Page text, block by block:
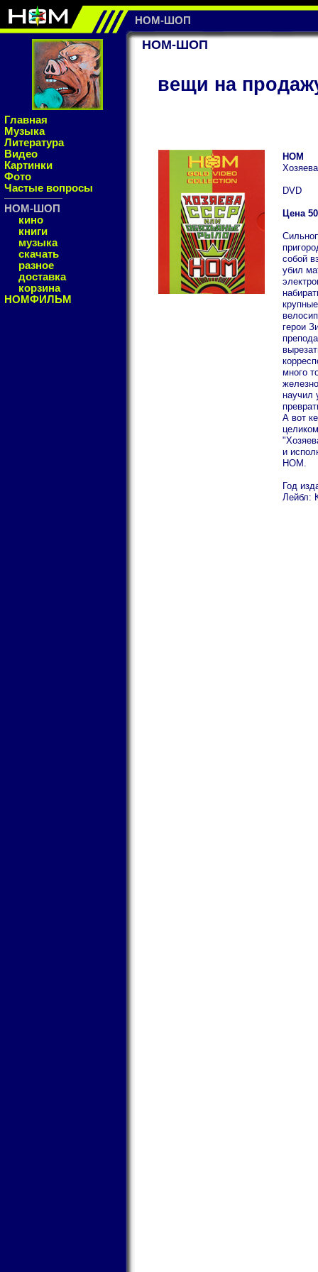
НОМ-ШОП
Главная
Музыка
Литература
Видео
Картинки
Фото
Частые вопросы
НОМ-ШОП
кино
книги
музыка
скачать
разное
доставка
корзина
НОМФИЛЬМ
НОМ-ШОП
вещи на
НОМ
DVD
Цена
собой
убил
герои
много
научил
А вот
и
НОМ.
Год
Лейбл: